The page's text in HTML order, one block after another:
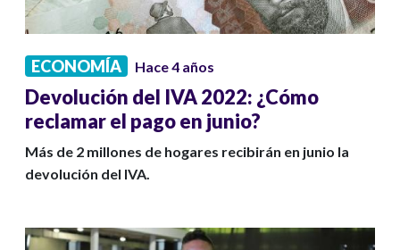
ECONOMÍA Hace 4 años
Devolución del IVA 2022: ¿Cómo
reclamar el pago en junio?
Más de 2 millones de hogares recibirán en junio la
devolución del IVA.